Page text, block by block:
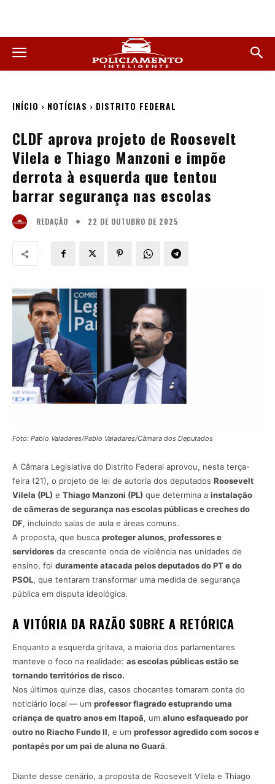
INÍCIO NOTÍCIAS DISTRITO FEDERAL
CLDF aprova projeto de Roosevelt
Vilela e Thiago Manzoni e impõe
derrota à esquerda que tentou
barrar segurança nas escolas
REDAÇÃO 22 DE OUTUBRO DE 2025
Foto: Pablo Valadares/Pablo Valadares/Câmara dos Deputados
A Câmara Legislativa do Distrito Federal aprovou, nesta terça-
feira (21), o projeto de lei de autoria dos deputados Roosevelt
Vilela (PL) e Thiago Manzoni (PL) que determina a instalação
de câmeras de segurança nas escolas públicas e creches do
DF, incluindo salas de aula e áreas comuns.
A proposta, que busca proteger alunos, professores e
servidores da crescente onda de violência nas unidades de
ensino, foi duramente atacada pelos deputados do PT e do
PSOL, que tentaram transformar uma medida de segurança
pública em disputa ideológica.
A VITÓRIA DA RAZÃO SOBRE A RETÓRICA
Enquanto a esquerda gritava, a maioria dos parlamentares
manteve o foco na realidade: as escolas públicas estão se
tornando territórios de risco.
Nos últimos quinze dias, casos chocantes tomaram conta do
noticiário local — um professor flagrado estuprando uma
criança de quatro anos em Itapoã, um aluno esfaqueado por
outro no Riacho Fundo II, e um professor agredido com socos e
pontapés por um pai de aluna no Guará.
Diante desse cenário, a proposta de Roosevelt Vilela e Thiago